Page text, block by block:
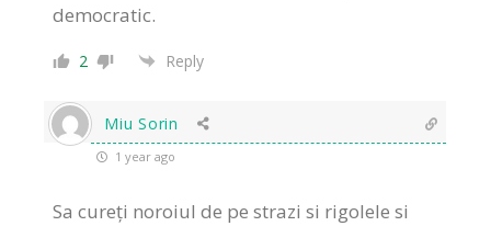
democratic.
2 Reply
Miu Sorin
1 year ago
Sa cureți noroiul de pe strazi si rigolele si